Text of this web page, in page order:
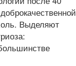
Выделяют